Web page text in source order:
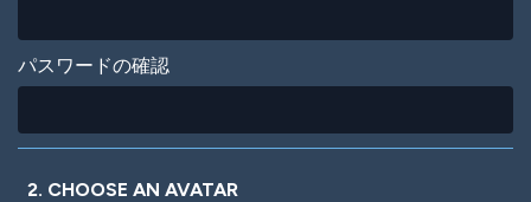
パスワードの確認
2. CHOOSE AN AVATAR